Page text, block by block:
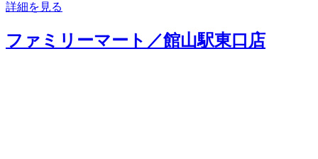
詳細を見る
ファミリーマート／館山駅東口店